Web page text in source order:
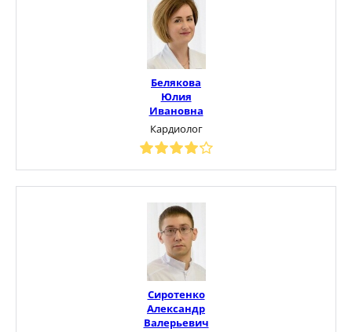
Белякова
Юлия
Ивановна
Кардиолог
Сиротенко
Александр
Валерьевич